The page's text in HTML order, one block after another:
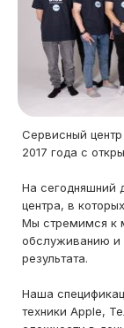
Сервисный
2017 года с
На сегодняшний
центра, в
Мы стремимся к
обслуживанию и
результата.
Наша
техники Apple,